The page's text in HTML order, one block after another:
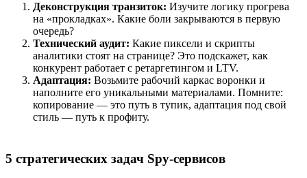
Деконструкция транзиток: Изучите логику прогрева
на «прокладках». Какие боли закрываются в первую
очередь?
Технический аудит: Какие пиксели и скрипты
аналитики стоят на странице? Это подскажет, как
конкурент работает с ретаргетингом и LTV.
Адаптация: Возьмите рабочий каркас воронки и
наполните его уникальными материалами. Помните:
копирование — это путь в тупик, адаптация под свой
стиль — путь к профиту.
5 стратегических задач Spy-сервисов